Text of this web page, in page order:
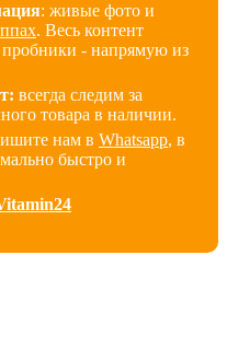
: живые фото и
. Весь контент
- напрямую из
всегда следим за
товара в наличии.
нам в Whatsapp, в
быстро и